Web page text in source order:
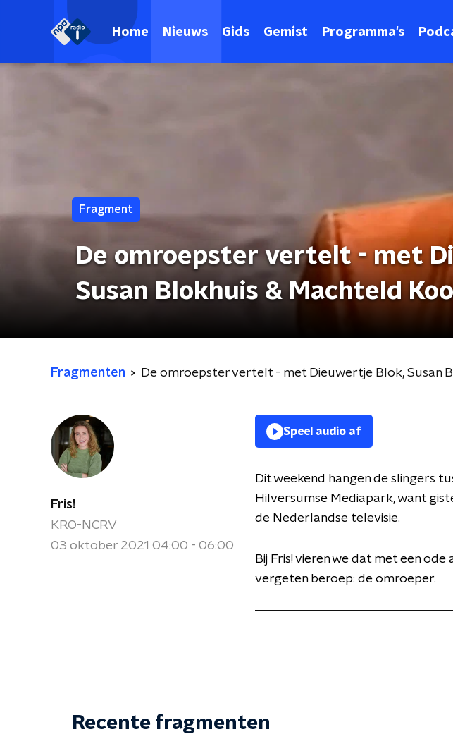
Home Nieuws Gids Gemist Programma's
Fragment
De omroepster vertelt - met
Susan Blokhuis & Machteld
Fragmenten De omroepster vertelt - met Dieuwertje Blok, Susan
Fris!
KRO-NCRV
03 oktober 2021 04:00 - 06:00
Speel audio af
Dit weekend hangen de slingers
Hilversumse Mediapark, want
de Nederlandse televisie.
Bij Fris! vieren we dat met een
vergeten beroep: de omroeper.
Recente fragmenten